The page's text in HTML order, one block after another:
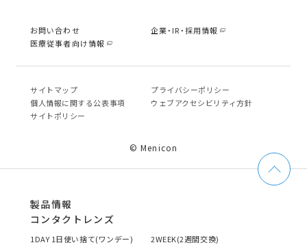
お問い合わせ
企業・IR・採用情報
医療従事者向け情報
サイトマップ
プライバシーポリシー
個⼈情報に関する公表事項
ウェブアクセシビリティ方針
サイトポリシー
© Menicon
製品情報
コンタクトレンズ
1DAY 1日使い捨て(ワンデー)
2WEEK(2週間交換)